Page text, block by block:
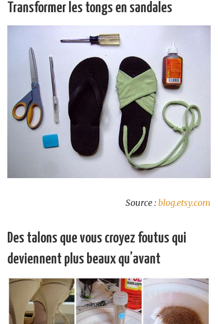
Transformer les tongs en sandales
Source :blog.etsy.com
Des talons que vous croyez foutus qui
deviennent plus beaux qu’avant